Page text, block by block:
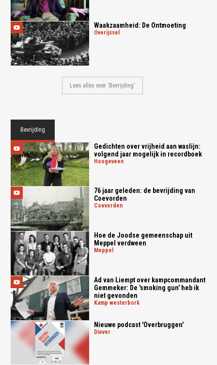
Waakzaamheid: De Ontmoeting
overijssel
Lees alles over 'Bevrijding'
Bevrijding
Gedichten over vrijheid aan waslijn:
volgend jaar mogelijk in recordboek
hoogeveen
76 jaar geleden: de bevrijding van
Coevorden
coevorden
Hoe de Joodse gemeenschap uit
Meppel verdween
meppel
Ad van Liempt over kampcommandant
Gemmeker: De 'smoking gun' heb ik
niet gevonden
kamp westerbork
Nieuwe podcast 'Overbruggen'
diever